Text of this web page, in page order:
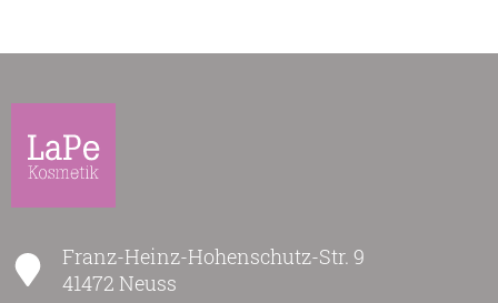
Franz-Heinz-Hohenschutz-Str. 9
41472 Neuss